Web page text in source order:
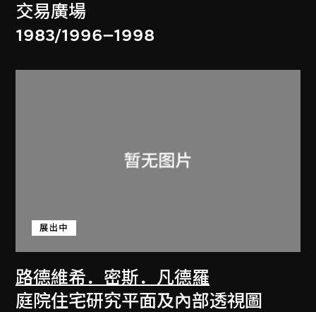
交易廣場
1983/1996–1998
路德維希．密斯．凡德羅
展出中
庭院住宅研究平面及內部透視圖